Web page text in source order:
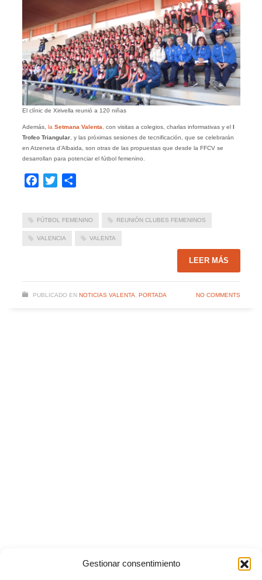
Gestionar consentimiento
El clínic de Xirivella reunió a 120 niñas
Además, la Setmana Valenta con visitas a colegios, charlas informativas y el I
Trofeo Triangular, y las próximas sesiones de tecnificación, que se celebrarán
en Atzeneta d’Albaida, son otras de las propuestas que desde la FFCV se
desarrollan para potenciar el fútbol femenino.
Facebook
Twitter
FÚTBOL FEMENINO REUNIÓN CLUBES FEMENINOS
VALENCIA VALENTA
LEER MÁS
PUBLICADO EN NOTICIAS VALENTA, PORTADA NO COMMENTS